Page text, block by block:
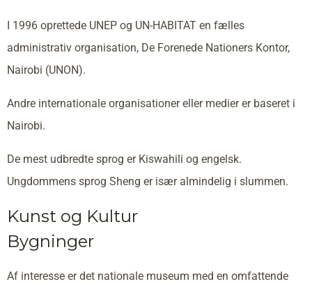
I 1996 oprettede UNEP og UN-HABITAT en fælles
administrativ organisation, De Forenede Nationers Kontor,
Nairobi (UNON).
Andre internationale organisationer eller medier er baseret i
Nairobi.
De mest udbredte sprog er Kiswahili og engelsk.
Ungdommens sprog Sheng er især almindelig i slummen.
Kunst og Kultur
Bygninger
Af interesse er det nationale museum med en omfattende